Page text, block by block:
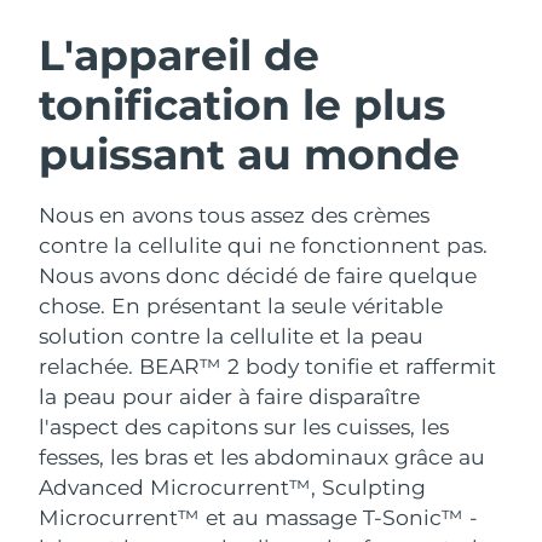
L'appareil de
tonification le plus
puissant au monde
Nous en avons tous assez des crèmes
contre la cellulite qui ne fonctionnent pas.
Nous avons donc décidé de faire quelque
chose. En présentant la seule véritable
solution contre la cellulite et la peau
relachée. BEAR™ 2 body tonifie et raffermit
la peau pour aider à faire disparaître
l'aspect des capitons sur les cuisses, les
fesses, les bras et les abdominaux grâce au
Advanced Microcurrent™, Sculpting
Microcurrent™ et au massage T-Sonic™ -
Nettoyage du visage
Anti-aging massage
LUNA™ 4 Plus
Massage, LED heating
LUNA™ 4 Men
For men, anti-aging massage
Lifting
Microcurrent toning
BEAR™ 2 go
Microcurrent toning on-the-go
BEAR™ 2 eyes & lips
Microcurrent line smoothing device
Hydratation
UFO™ 3 coffret
Deep facial hydration
UFO™ 3 LED
Near-infrared and red light therapy
device
Soin bucco-dentaire
issa™ 4
Hybrid silicone sonic toothbrush
issa™ 4 plus
Smart hybrid silicone sonic toothbrush
FAQ™ TRAITEMENT ANTI-ÂGE
Anti-âge Traitements LED
NEW
Autriche
Bahreïn Livraison estimée
Belgique Livraison estimée8/11/26
Bermudes Livraison estimée
Bosnie-Herzégovine Livraison estimée
Brunei
Bulgarie Livraison estimée8/11/26
Canada Livraison estimée8/15/26
Chili Livraison estimée